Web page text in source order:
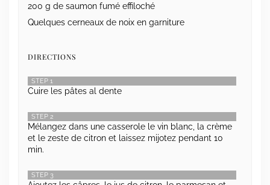
200 g de saumon fumé effiloché
Quelques cerneaux de noix en garniture
DIRECTIONS
STEP 1
Cuire les pâtes al dente
STEP 2
Mélangez dans une casserole le vin blanc, la crème
et le zeste de citron et laissez mijotez pendant 10
min.
STEP 3